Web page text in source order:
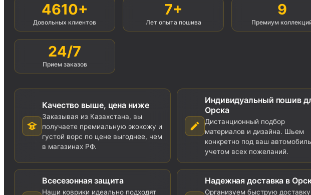
4610+
Довольных клиентов
7+
Лет опыта пошива
9
Премиум
24/7
Прием заказов
Качество выше, цена ниже
Заказывая из Казахстана, вы
получаете премиальную экокожу и
густой ворс по цене выгоднее, чем
в магазинах РФ.
Индивидуальный пошив
Орска
Дистанционный подбор
материалов и дизайна. Шьем
конкретно под ваш
учетом всех пожеланий.
Всесезонная защита
Наши коврики идеально подходят
Надежная доставка в
Организуем быструю доставку